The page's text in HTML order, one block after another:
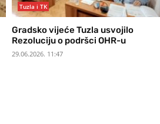
Tuzla i TK
Gradsko vijeće Tuzla usvojilo
Rezoluciju o podršci OHR-u
29.06.2026. 11:47